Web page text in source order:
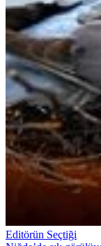
Editörün Seçtiği